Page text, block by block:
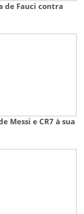
de Fauci contra
Messi e CR7 à sua